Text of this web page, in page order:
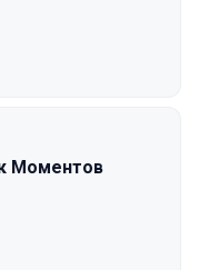
Моментов